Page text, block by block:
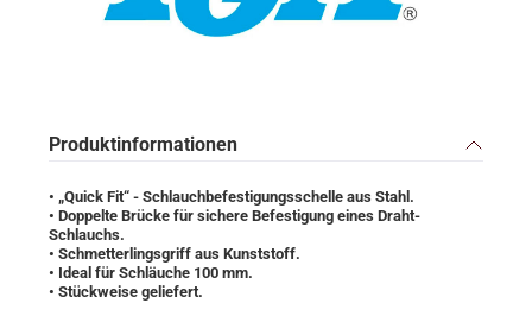
Produktinformationen
• „Quick Fit“ - Schlauchbefestigungsschelle aus Stahl.
• Doppelte Brücke für sichere Befestigung eines Draht-
Schlauchs.
• Schmetterlingsgriff aus Kunststoff.
• Ideal für Schläuche 100 mm.
• Stückweise geliefert.